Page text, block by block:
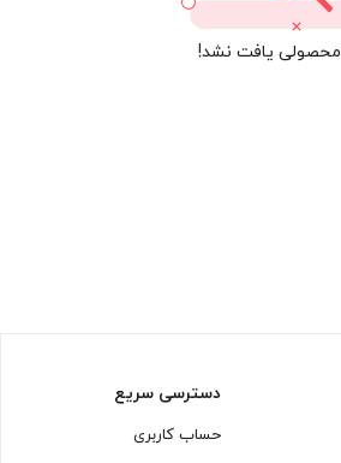
محصولی یافت نشد!
دسترسی سریع
حساب کاربری